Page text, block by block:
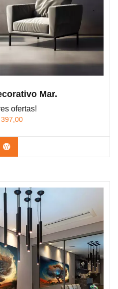
Mar.
ofertas!
397,00
Confira os modelos